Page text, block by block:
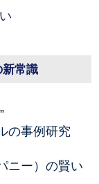
常識
の事例研究
ニー）の賢い